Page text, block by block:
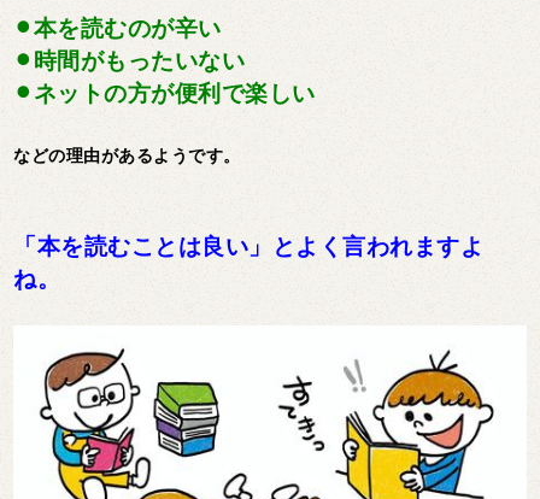
⚫︎本を読むのが辛い
⚫︎時間がもったいない
⚫︎ネットの方が便利で楽しい
などの理由があるようです。
「本を読むことは良い」とよく言われますよ
ね。